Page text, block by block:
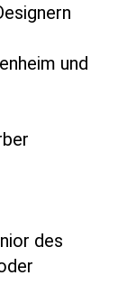
und
des